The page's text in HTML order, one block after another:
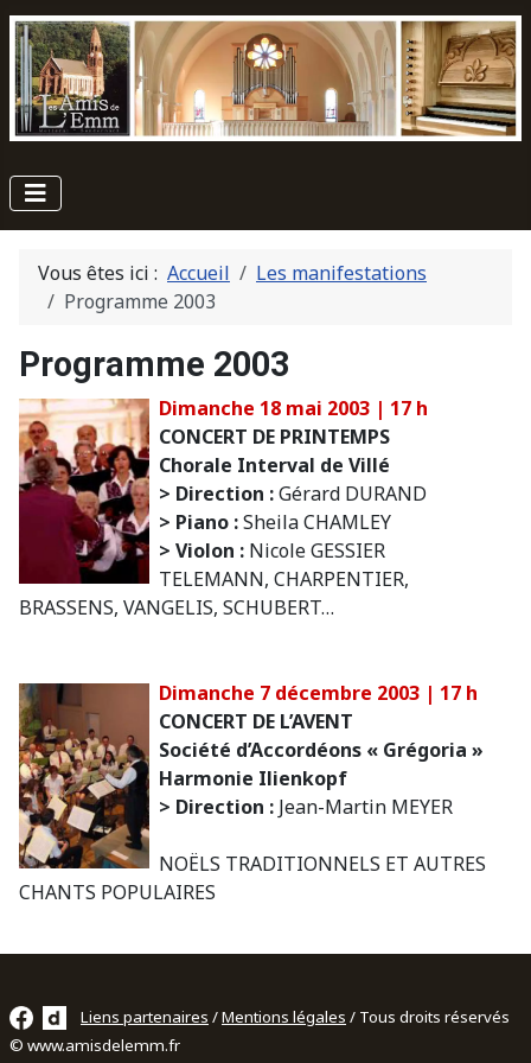
Vous êtes ici : Accueil
Les manifestations
Programme 2003
Programme 2003
Dimanche 18 mai 2003 | 17 h
CONCERT DE PRINTEMPS
Chorale Interval de Villé
> Direction :Gérard DURAND
> Piano :Sheila CHAMLEY
> Violon : Nicole GESSIER
TELEMANN, CHARPENTIER,
BRASSENS, VANGELIS, SCHUBERT…
Dimanche 7 décembre 2003 | 17 h
CONCERT DE L’AVENT
Société d’Accordéons « Grégoria »
Harmonie Ilienkopf
> Direction : Jean-Martin MEYER
NOËLS TRADITIONNELS ET AUTRES
CHANTS POPULAIRES
Liens partenaires /Mentions légales / Tous droits réservés
© www.amisdelemm.fr